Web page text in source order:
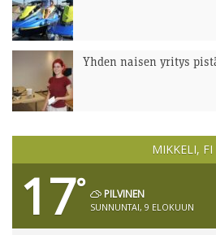
Yhden naisen yritys
MIKKELI, FI
17° PILVINEN
SUNNUNTAI, 9 ELOKUUN